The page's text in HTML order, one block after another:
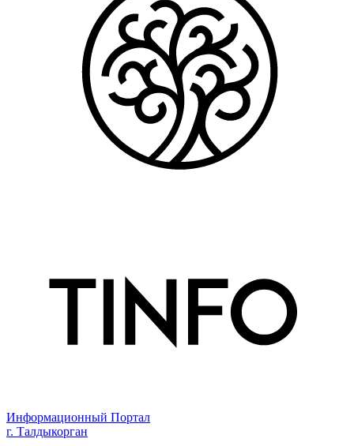
Информационный Портал
г. Талдыкорган